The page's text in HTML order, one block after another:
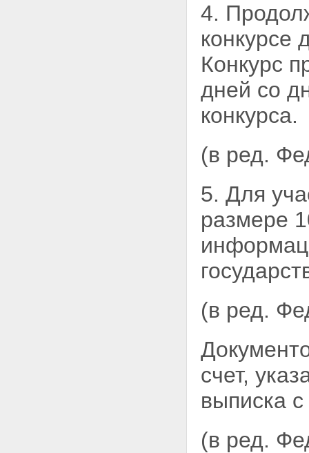
4.
конкурсе
Конкурс
дней со
конкурса.
(в ред.
5. Для
размере
(в ред.
счет,
выписка с
(в ред.